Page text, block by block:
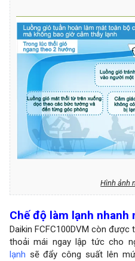
Hình ảnh
Chế độ làm lạnh nhanh
Daikin FCFC100DVM còn
thoải mái ngay lập tức cho
lạnh sẽ đẩy công suất lên